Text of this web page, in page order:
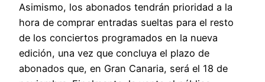
Asimismo, los abonados tendrán prioridad a la
hora de comprar entradas sueltas para el resto
de los conciertos programados en la nueva
edición, una vez que concluya el plazo de
abonados que, en Gran Canaria, será el 18 de